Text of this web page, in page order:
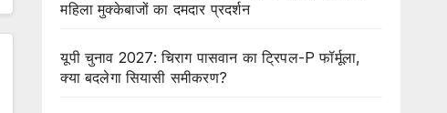
महिला मुक्केबाजों का दमदार प्रदर्शन
यूपी चुनाव 2027: चिराग पासवान का ट्रिपल-P फॉर्मूला,
क्या बदलेगा सियासी समीकरण?